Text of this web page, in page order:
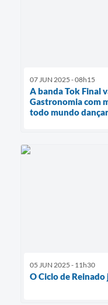
07 JUN 2025 - 08h15
A banda Tok Final
Gastronomia com
todo mundo
05 JUN 2025 - 11h30
O Ciclo de